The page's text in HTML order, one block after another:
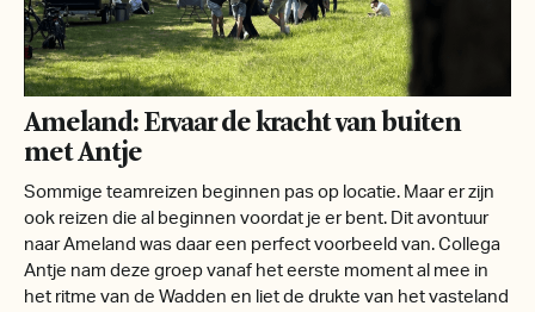
Ameland: Ervaar de kracht van buiten
met Antje
Sommige teamreizen beginnen pas op locatie. Maar er zijn
ook reizen die al beginnen voordat je er bent. Dit avontuur
naar Ameland was daar een perfect voorbeeld van. Collega
Antje nam deze groep vanaf het eerste moment al mee in
het ritme van de Wadden en liet de drukte van het vasteland